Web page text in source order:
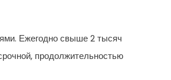
Ежегодно свыше 2 тысяч
продолжительностью